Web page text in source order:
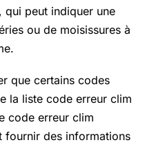
qui peut indiquer une
ou de moisissures à
que certains codes
la liste code erreur clim
code erreur clim
fournir des informations